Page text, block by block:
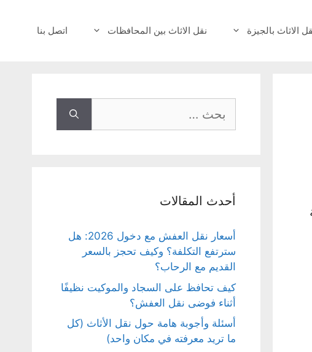
الاثاث بالجيزة نقل الاثاث بين المحافظات اتصل بنا
عن:
أحدث المقالات
أسعار نقل العفش مع دخول 2026: هل
سترتفع التكلفة؟ وكيف تحجز بالسعر
القديم مع الرحاب؟
كيف تحافظ على السجاد والموكيت نظيفًا
أثناء فوضى نقل العفش؟
أسئلة وأجوبة هامة حول نقل الأثاث (كل
ما تريد معرفته في مكان واحد)